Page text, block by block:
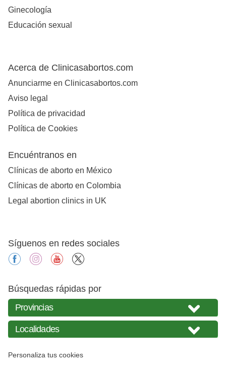
Ginecología
Educación sexual
Acerca de Clinicasabortos.com
Anunciarme en Clinicasabortos.com
Aviso legal
Política de privacidad
Política de Cookies
Encuéntranos en
Clínicas de aborto en México
Clínicas de aborto en Colombia
Legal abortion clinics in UK
Síguenos en redes sociales
facebookinstagramyoutube
Búsquedas rápidas por
Personaliza tus cookies